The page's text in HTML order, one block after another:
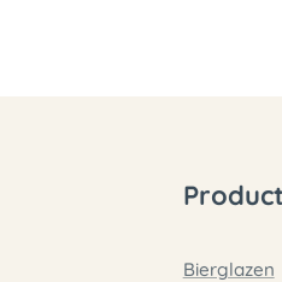
Bierglazen